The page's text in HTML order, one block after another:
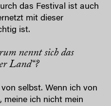
das Festival ist auch
mit dieser
ist.
nennt sich das
Land“?
selbst. Wenn ich von
meine ich nicht mein